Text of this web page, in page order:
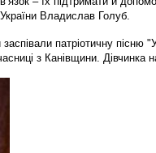
Владислав Голуб.
патріотичну
з Канівщини. Дівчинка